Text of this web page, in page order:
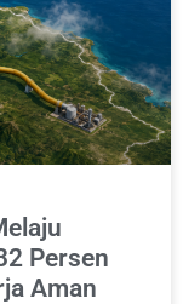
Persen
Aman